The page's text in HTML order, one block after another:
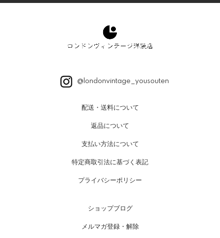
@londonvintage_yousouten
配送・送料について
返品について
支払い方法について
特定商取引法に基づく表記
プライバシーポリシー
ショップブログ
メルマガ登録・解除